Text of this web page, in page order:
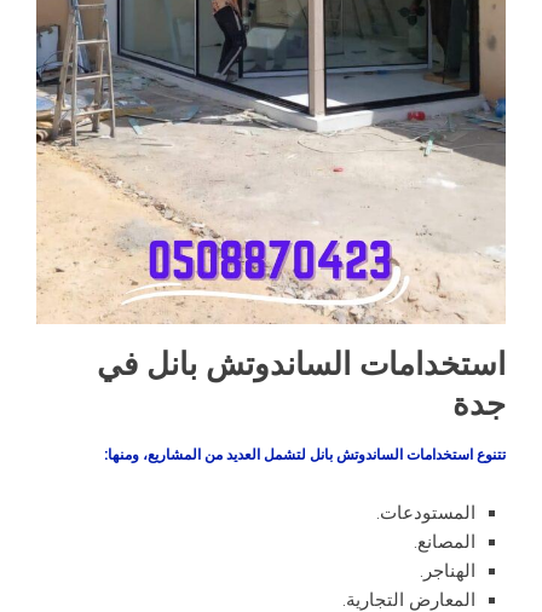
استخدامات الساندوتش بانل في
جدة
تتنوع استخدامات الساندوتش بانل لتشمل العديد من المشاريع، ومنها:
المستودعات.
المصانع.
الهناجر.
المعارض التجارية.